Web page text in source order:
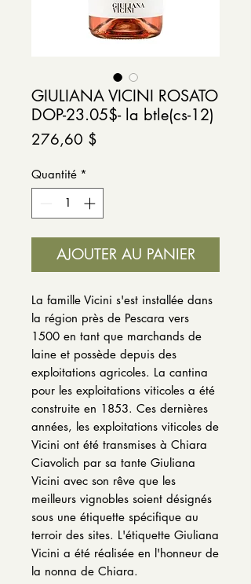
GIULIANA VICINI ROSATO
DOP-23.05$- la btle(cs-12)
276,60 $
Quantité *
AJOUTER AU PANIER
La famille Vicini s'est installée dans
la région près de Pescara vers
1500 en tant que marchands de
laine et possède depuis des
exploitations agricoles. La cantina
pour les exploitations viticoles a été
construite en 1853. Ces dernières
années, les exploitations viticoles de
Vicini ont été transmises à Chiara
Ciavolich par sa tante Giuliana
Vicini avec son rêve que les
meilleurs vignobles soient désignés
sous une étiquette spécifique au
terroir des sites. L'étiquette Giuliana
Vicini a été réalisée en l'honneur de
la nonna de Chiara.